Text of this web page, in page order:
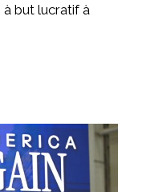
but lucratif à